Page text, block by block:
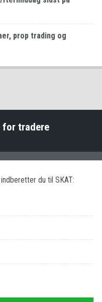
prop trading og
for tradere
du til SKAT: